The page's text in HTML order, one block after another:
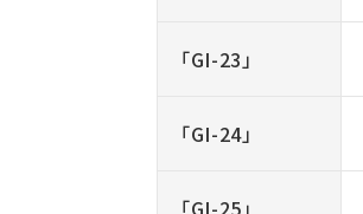
「GI-23」
「GI-24」
「GI-25」